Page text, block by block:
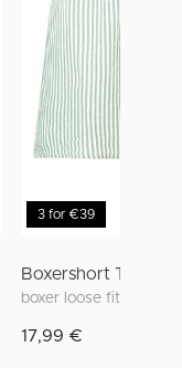
3 for €39
Boxershort Thomas
boxer loose fit rayé
17,99 €